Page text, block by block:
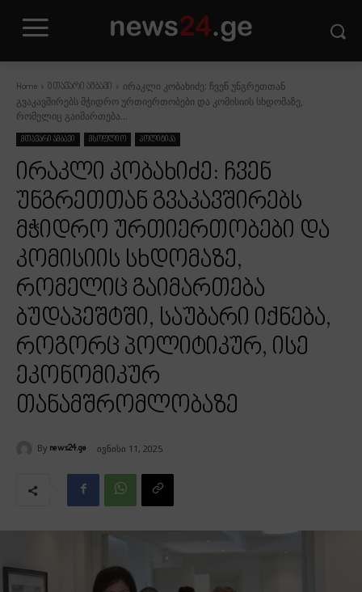
Home მთავარი ამბავი
ირაკლი კობახიძე: ჩვენ უნგრეთთან
გვაკავშირებს მჭიდრო ურთიერთობები და კომისიის სხდომაზე,
რომელიც გაიმართება...
მთავარი ამბავი მსოფლიო პოლიტიკა
ირაკლი კობახიძე: ჩვენ
უნგრეთთან გვაკავშირებს
მჭიდრო ურთიერთობები და
კომისიის სხდომაზე,
რომელიც გაიმართება
ბუდაპეშტში, საუბარი იქნება,
როგორც პოლიტიკურ, ისე
ეკონომიკურ
თანამშრომლობაზე
By news24.ge ივნისი 11, 2025